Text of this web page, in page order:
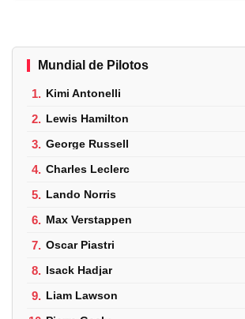
Mundial de Pilotos
1. Kimi Antonelli
2. Lewis Hamilton
3. George Russell
4. Charles Leclerc
5. Lando Norris
6. Max Verstappen
7. Oscar Piastri
8. Isack Hadjar
9. Liam Lawson